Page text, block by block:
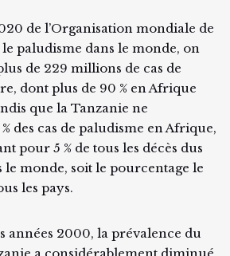
de l’Organisation mondiale de
paludisme dans le monde, on
de 229 millions de cas de
dont plus de 90 % en Afrique
que la Tanzanie ne
des cas de paludisme en Afrique,
pour 5 % de tous les décès dus
le monde, soit le pourcentage le
les pays.
années 2000, la prévalence du
a considérablement diminué.